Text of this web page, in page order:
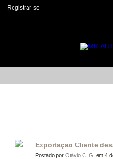
Registrar-se
Exportação Cliente
Postado por Otávio C. G. em 4